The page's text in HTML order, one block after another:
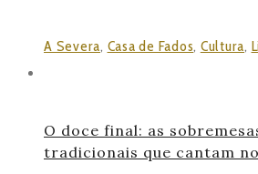
A Severa, Casa de Fados, Cultura,
O doce final: as
tradicionais que cantam